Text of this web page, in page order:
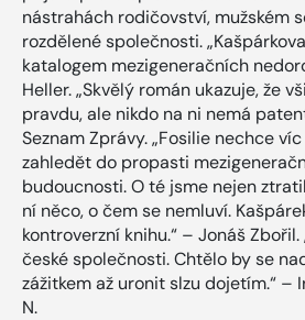
nástrahách rodičovství, mužském
rozdělené společnosti.
katalogem mezigeneračních
Heller. „Skvělý román ukazuje, že
pravdu, ale nikdo na ni nemá
Seznam Zprávy. „Fosilie nechce
zahledět do propasti
budoucnosti. O té jsme nejen
ní něco, o čem se nemluví.
kontroverzní knihu.“ – Jonáš
české společnosti. Chtělo by se
zážitkem až uronit slzu dojetím.“ –
N.